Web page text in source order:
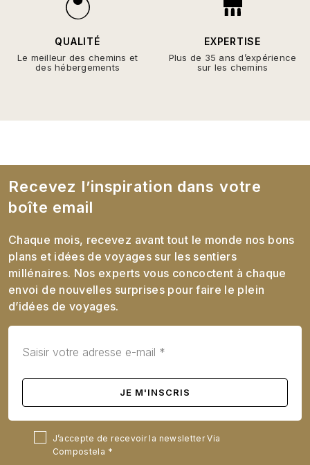
QUALITÉ
Le meilleur des chemins et
des hébergements
EXPERTISE
Plus de 35 ans d’expérience
sur les chemins
Recevez l’inspiration dans votre
boîte email
Chaque mois, recevez avant tout le monde nos bons
plans et idées de voyages sur les sentiers
millénaires. Nos experts vous concoctent à chaque
envoi de nouvelles surprises pour faire le plein
d’idées de voyages.
J’accepte de recevoir la newsletter Via
Compostela